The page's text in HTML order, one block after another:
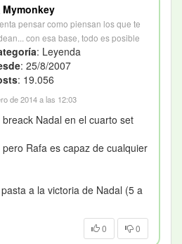
Mymonkey
pensar como piensan los que te
con esa base, todo es posible
: Leyenda
: 25/8/2007
: 19.056
de 2014 a las 12:03
Nadal en el cuarto set
Rafa es capaz de cualquier
a la victoria de Nadal (5 a
0 0